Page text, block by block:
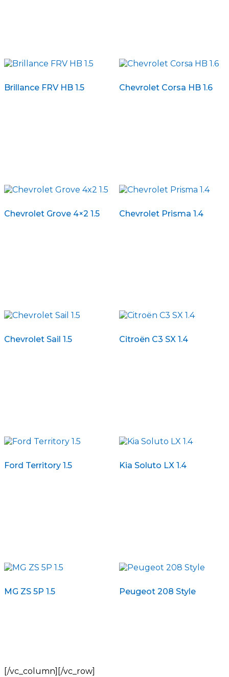
Brillance FRV HB 1.5 Chevrolet Corsa HB 1.6
Chevrolet Grove 4×2 1.5 Chevrolet Prisma 1.4
Chevrolet Sail 1.5 Citroën C3 SX 1.4
Ford Territory 1.5 Kia Soluto LX 1.4
MG ZS 5P 1.5 Peugeot 208 Style
[/vc_column][/vc_row]